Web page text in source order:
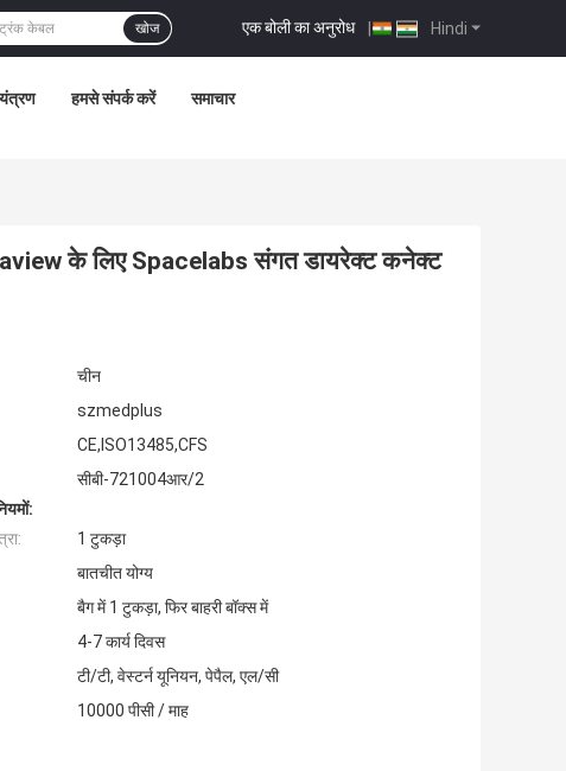
Hindi
एक बोली का अनुरोध |
खोज
हमसे संपर्क करें समाचार
के लिए Spacelabs संगत डायरेक्ट कनेक्ट
चीन
szmedplus
CE,ISO13485,CFS
सीबी-721004आर/2
1 टुकड़ा
बातचीत योग्य
बैग में 1 टुकड़ा, फिर बाहरी बॉक्स में
4-7 कार्य दिवस
टी/टी, वेस्टर्न यूनियन, पेपैल, एल/सी
10000 पीसी / माह